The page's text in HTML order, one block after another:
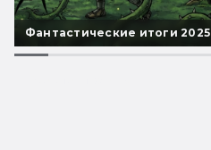
Фантастические итоги 2025